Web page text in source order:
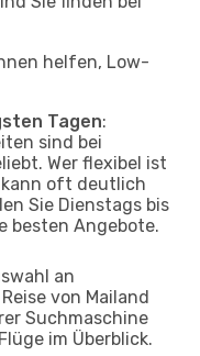
helfen, Low-
Tagen:
sind bei
Wer flexibel ist
oft deutlich
Sie Dienstags bis
besten Angebote.
an
von Mailand
Suchmaschine
im Überblick.